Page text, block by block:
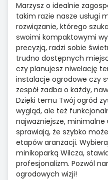
Marzysz o idealnie
takim razie nasze usługi
rozwiązanie, którego
swoimi kompaktowymi
precyzją, radzi sobie
trudno dostępnych
czy planujesz niwelację
instalacje ogrodowe czy
zespół zadba o każdy,
Dzięki temu Twój ogród
wygląd, ale też
najważniejsze,
sprawiają, że szybko
etapów aranżacji.
minikoparką Wilcza,
profesjonalizm. Pozwól
ogrodowych wizji!